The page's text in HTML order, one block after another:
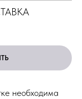
необходима